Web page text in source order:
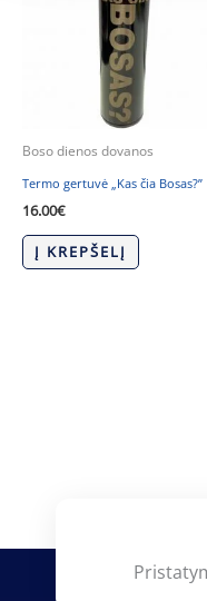
Boso dienos dovanos
Termo gertuvė „Kas čia Bosas?”
16.00€
Į KREPŠELĮ